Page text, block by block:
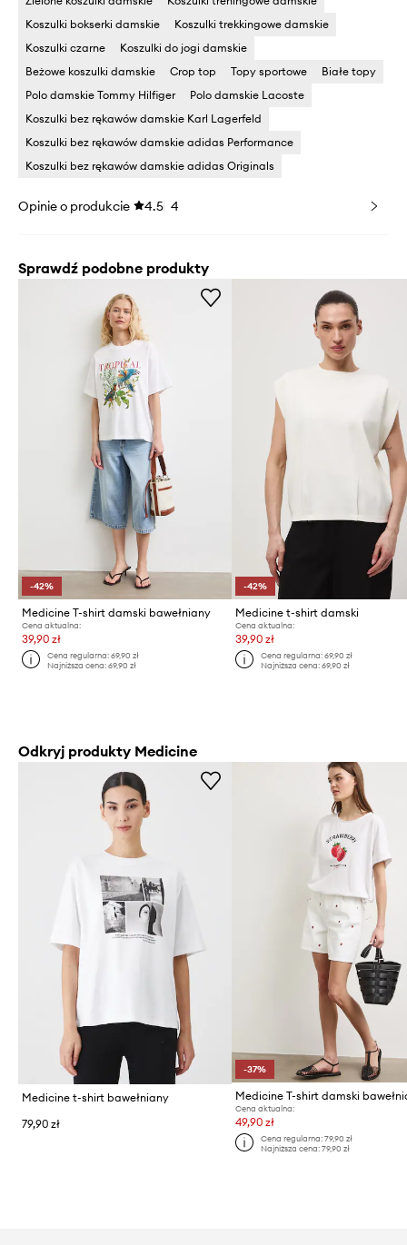
Koszulki bokserki damskie
Koszulki trekkingowe damskie
Koszulki czarne
Koszulki do jogi damskie
Beżowe koszulki damskie
Crop top Topy sportowe
Białe topy
Polo damskie Tommy Hilfiger
Polo damskie Lacoste
Koszulki bez rękawów damskie Karl Lagerfeld
Koszulki bez rękawów damskie adidas Performance
Koszulki bez rękawów damskie adidas Originals
Opinie o produkcie 4.5 4
Sprawdź podobne produkty
-42%
Medicine T-shirt damski bawełniany
Cena aktualna:
39,90 zł
Cena regularna:69,90 zł
Najniższa cena:69,90 zł
-42%
Medicine t-shirt damski
Cena aktualna:
39,90 zł
Cena regularna: 69,90 zł
Najniższa cena: 69,90 zł
Odkryj produkty Medicine
Medicine t-shirt bawełniany
79,90 zł
-37%
Medicine T-shirt damski
Cena aktualna:
49,90 zł
Cena regularna: 79,90 zł
Najniższa cena: 79,90 zł